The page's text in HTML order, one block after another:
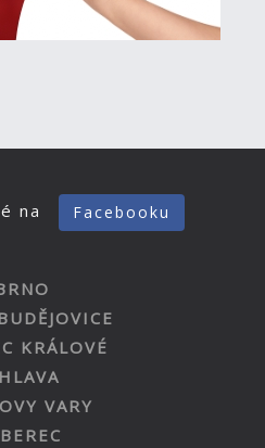
na Facebooku
KRÁLOVÉ
VARY